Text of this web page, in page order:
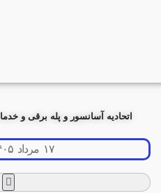
اتحادیه آسانسور و پله برقی و
۱۷ مرداد ۱۴۰۵ ۰۱:۴۰